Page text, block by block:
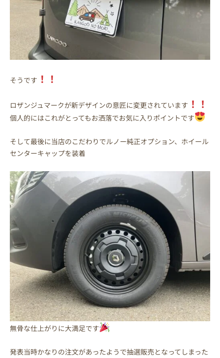
そうです ！！
ロザンジュマークが新デザインの意匠に変更されています ！！
個人的にはこれがとってもお洒落でお気に入りポイントです
そして最後に当店のこだわりでルノー純正オプション、ホイール
センターキャップを装着
無骨な仕上がりに大満足です
発表当時かなりの注文があったようで抽選販売となってしまった